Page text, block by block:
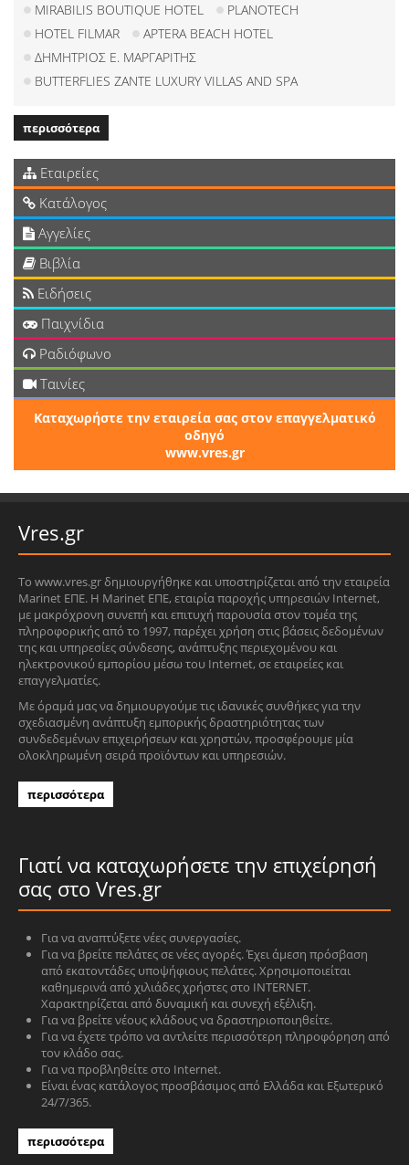
MIRABILIS BOUTIQUE HOTEL
PLANOTECH
HOTEL FILMAR
APTERA BEACH HOTEL
ΔΗΜΗΤΡΙΟΣ Ε. ΜΑΡΓΑΡΙΤΗΣ
BUTTERFLIES ZANTE LUXURY VILLAS AND SPA
περισσότερα
Εταιρείες
Κατάλογος
Αγγελίες
Βιβλία
Ειδήσεις
Παιχνίδια
Ραδιόφωνο
Ταινίες
Καταχωρήστε την εταιρεία σας στον επαγγελματικό
οδηγό
www.vres.gr
Vres.gr
Το www.vres.gr δημιουργήθηκε και υποστηρίζεται από την εταιρεία
Marinet ΕΠΕ. Η Marinet ΕΠΕ, εταιρία παροχής υπηρεσιών Internet,
με μακρόχρονη συνεπή και επιτυχή παρουσία στον τομέα της
πληροφορικής από το 1997, παρέχει χρήση στις βάσεις δεδομένων
της και υπηρεσίες σύνδεσης, ανάπτυξης περιεχομένου και
ηλεκτρονικού εμπορίου μέσω του Internet, σε εταιρείες και
επαγγελματίες.
Με όραμά μας να δημιουργούμε τις ιδανικές συνθήκες για την
σχεδιασμένη ανάπτυξη εμπορικής δραστηριότητας των
συνδεδεμένων επιχειρήσεων και χρηστών, προσφέρουμε μία
ολοκληρωμένη σειρά προϊόντων και υπηρεσιών.
περισσότερα
Γιατί να καταχωρήσετε την επιχείρησή
σας στο Vres.gr
Για να αναπτύξετε νέες συνεργασίες.
Για να βρείτε πελάτες σε νέες αγορές. Έχει άμεση πρόσβαση
από εκατοντάδες υποψήφιους πελάτες. Χρησιμοποιείται
καθημερινά από χιλιάδες χρήστες στο INTERNET.
Χαρακτηρίζεται από δυναμική και συνεχή εξέλιξη.
Για να βρείτε νέους κλάδους να δραστηριοποιηθείτε.
Για να έχετε τρόπο να αντλείτε περισσότερη πληροφόρηση από
τον κλάδο σας.
Για να προβληθείτε στο Internet.
Είναι ένας κατάλογος προσβάσιμος από Ελλάδα και Εξωτερικό
24/7/365.
περισσότερα